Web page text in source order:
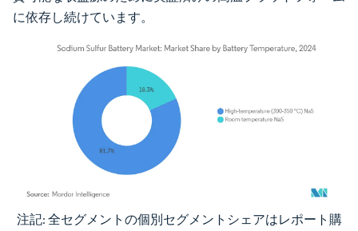
に依存し続けています。
画像 © Mordor Intelligence。再利用にはCC BY 4.0の表示が必要です。
注記: 全セグメントの個別セグメントシェアはレポート購